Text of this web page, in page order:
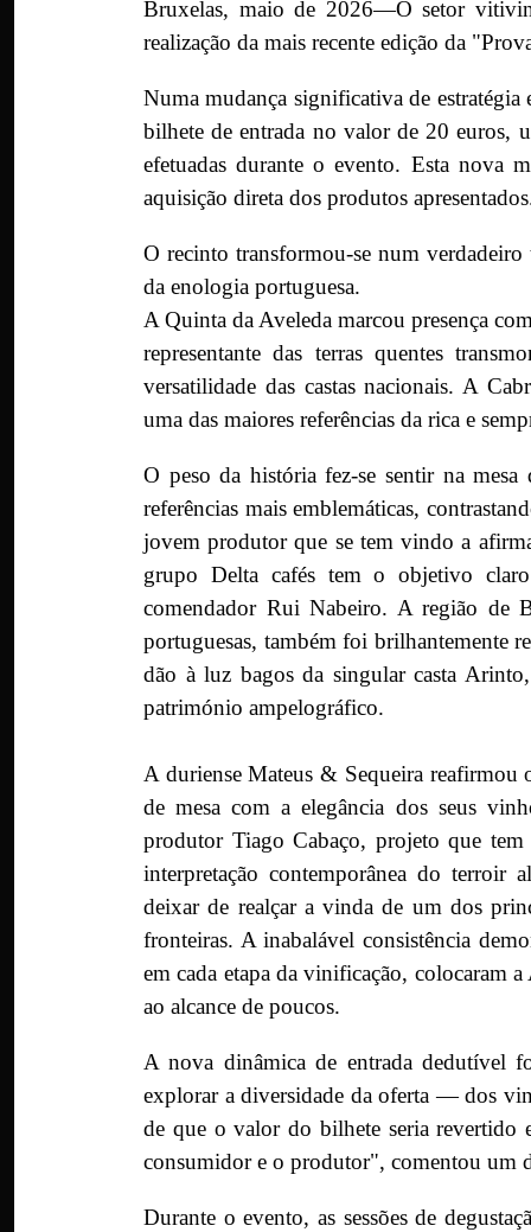
Bruxelas, maio de 2026—O setor
realização da mais recente edição da
Numa mudança significativa de estratégia
bilhete de entrada no valor de 20 euros,
efetuadas durante o evento. Esta nova
aquisição direta dos produtos
O recinto transformou-se num
da enologia portuguesa.
A Quinta da Aveleda marcou presença
representante das terras quentes
versatilidade das castas nacionais. A
uma das maiores referências da rica e
O peso da história fez-se sentir na mesa
referências mais emblemáticas,
jovem produtor que se tem vindo a
grupo Delta cafés tem o objetivo
comendador Rui Nabeiro. A região de
portuguesas, também foi brilhantemente
dão à luz bagos da singular casta
património ampelográfico.
A duriense Mateus & Sequeira reafirmou
de mesa com a elegância dos seus
produtor Tiago Cabaço, projeto que
interpretação contemporânea do terroir
deixar de realçar a vinda de um dos
fronteiras. A inabalável consistência
em cada etapa da vinificação, colocaram
ao alcance de poucos.
A nova dinâmica de entrada dedutível
explorar a diversidade da oferta — dos
de que o valor do bilhete seria revertido
consumidor e o produtor", comentou um
Durante o evento, as sessões de